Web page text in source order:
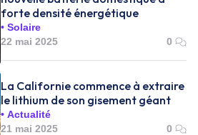
forte densité énergétique
Solaire
22 mai 2025
0
La Californie commence à extraire
le lithium de son gisement géant
Actualité
21 mai 2025
0